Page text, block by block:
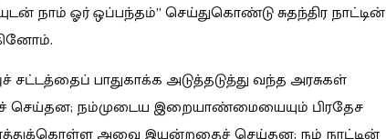
நாம் ஓர் ஒப்பந்தம்” செய்துகொண்டு சுதந்திர நாட்டின்
சட்டத்தைப் பாதுகாக்க அடுத்தடுத்து வந்த அரசுகள்
நம்முடைய இறையாண்மையையும் பிரதேச